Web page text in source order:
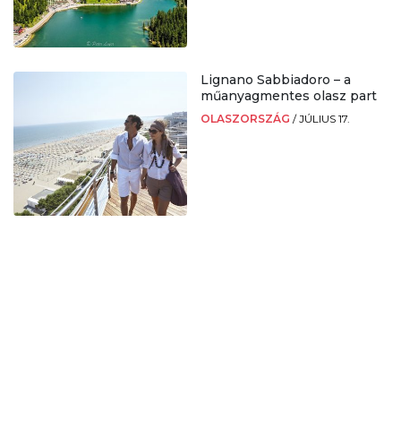
Lignano Sabbiadoro – a
műanyagmentes olasz part
OLASZORSZÁG /JÚLIUS 17.